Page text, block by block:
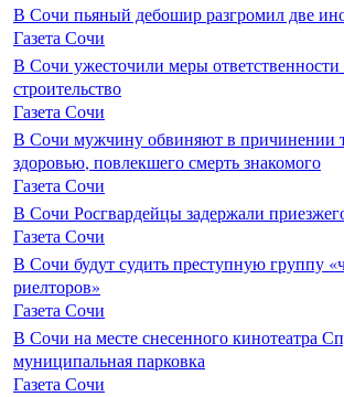
В Сочи пьяный дебошир разгромил две
Газета Сочи
В Сочи ужесточили меры ответственности
строительство
Газета Сочи
В Сочи мужчину обвиняют в причинении
здоровью, повлекшего смерть знакомого
Газета Сочи
В Сочи Росгвардейцы задержали
Газета Сочи
В Сочи будут судить преступную группу
риелторов»
Газета Сочи
В Сочи на месте снесенного кинотеатра
муниципальная парковка
Газета Сочи